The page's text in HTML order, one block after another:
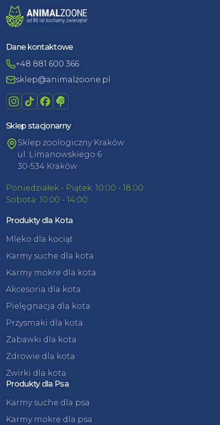
Dane kontaktowe
+48 881 600 366
sklep@animalzoone.pl
Sklep stacjonarny
Sklep zoologiczny Kraków
ul. Limanowskiego 6
30-534 Kraków
Poniedziałek - Piątek: 10:00 - 18:00
Sobota: 10:00 - 14:00
Produkty dla Kota
Mleko dla kociąt
Karmy suche dla kota
Karmy mokre dla kota
Akcesoria dla kota
Pielęgnacja dla kota
Przysmaki dla kota
Zabawki dla kota
Zdrowie dla kota
Żwirki dla kota
Produkty dla Psa
Karmy suche dla psa
Karmy mokre dla psa